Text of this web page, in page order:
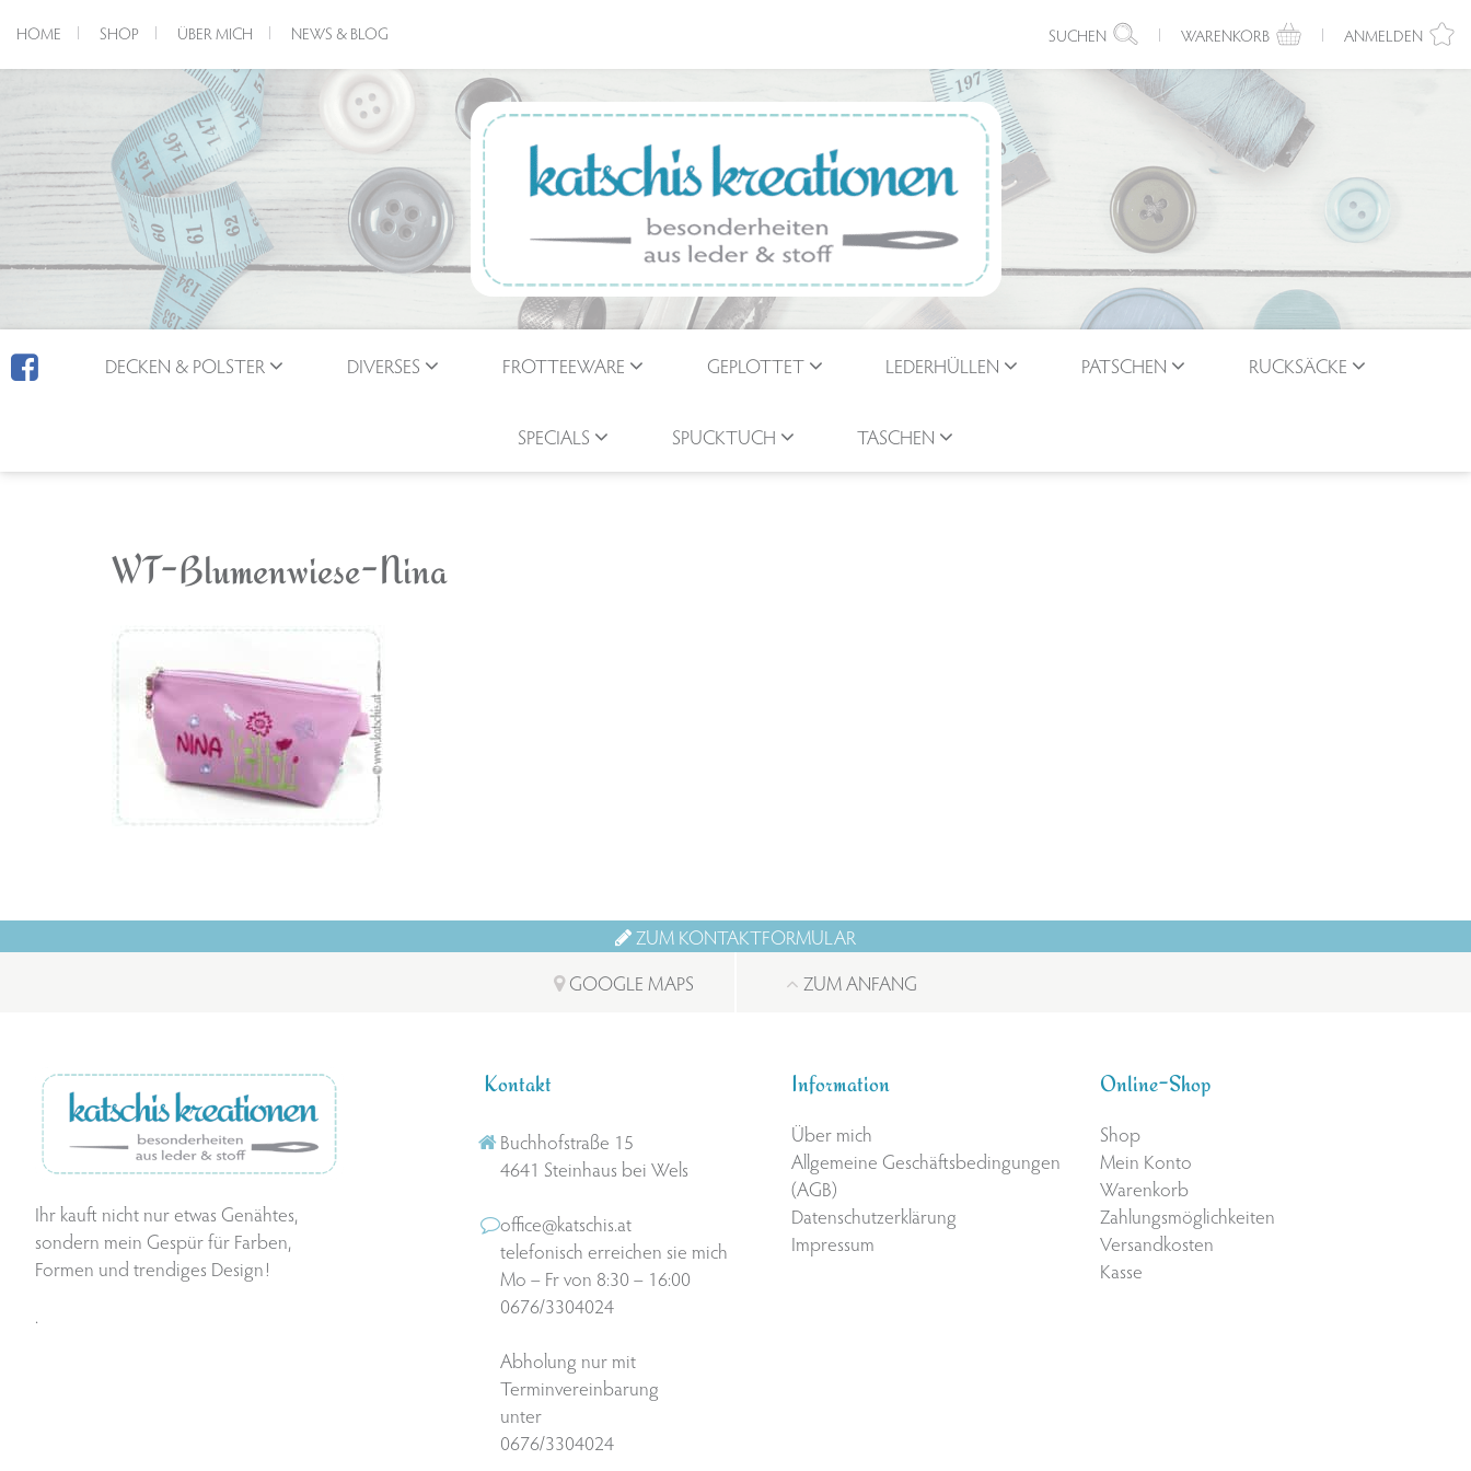
HOME SHOP ÜBER MICH NEWS & BLOG SUCHEN WARENKORB ANMELDEN
DECKEN & POLSTER DIVERSES FROTTEEWARE GEPLOTTET LEDERHÜLLEN PATSCHEN RUCKSÄCKE
SPECIALS SPUCKTUCH TASCHEN
WT-Blumenwiese-Nina
ZUM KONTAKTFORMULAR
GOOGLE MAPS
ZUM ANFANG
Ihr kauft nicht nur etwas Genähtes,
sondern mein Gespür für Farben,
Formen und trendiges Design!
.
Kontakt
Buchhofstraße 15
4641 Steinhaus bei Wels
office@katschis.at
telefonisch erreichen sie mich
Mo – Fr von 8:30 – 16:00
0676/3304024
Abholung nur mit
Terminvereinbarung
unter
0676/3304024
Information
Über mich
Allgemeine Geschäftsbedingungen
(AGB)
Datenschutzerklärung
Impressum
Online-Shop
Shop
Mein Konto
Warenkorb
Zahlungsmöglichkeiten
Versandkosten
Kasse